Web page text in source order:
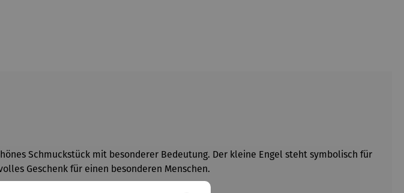
Schmuckstück mit besonderer Bedeutung. Der kleine Engel steht symbolisch für
Geschenk für einen besonderen Menschen.